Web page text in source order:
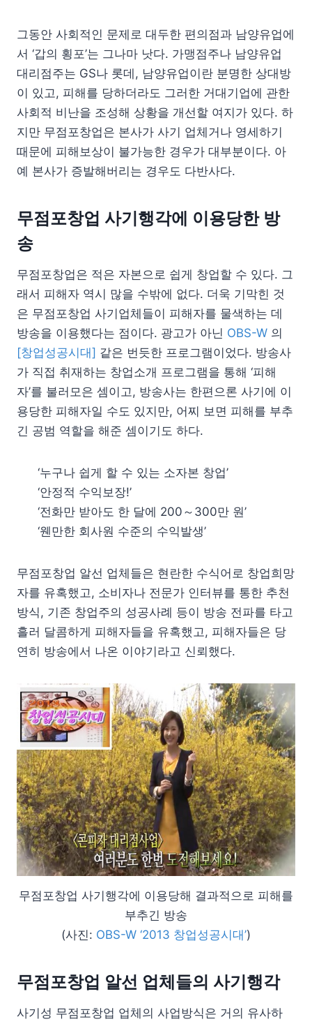
그동안 사회적인 문제로 대두한 편의점과 남양유업에
서 ‘갑의 횡포’는 그나마 낫다. 가맹점주나 남양유업
대리점주는 GS나 롯데, 남양유업이란 분명한 상대방
이 있고, 피해를 당하더라도 그러한 거대기업에 관한
사회적 비난을 조성해 상황을 개선할 여지가 있다. 하
지만 무점포창업은 본사가 사기 업체거나 영세하기
때문에 피해보상이 불가능한 경우가 대부분이다. 아
예 본사가 증발해버리는 경우도 다반사다.
무점포창업 사기행각에 이용당한 방
송
무점포창업은 적은 자본으로 쉽게 창업할 수 있다. 그
래서 피해자 역시 많을 수밖에 없다. 더욱 기막힌 것
은 무점포창업 사기업체들이 피해자를 물색하는 데
방송을 이용했다는 점이다. 광고가 아닌 OBS-W 의
[창업성공시대] 같은 번듯한 프로그램이었다. 방송사
가 직접 취재하는 창업소개 프로그램을 통해 ‘피해
자’를 불러모은 셈이고, 방송사는 한편으론 사기에 이
용당한 피해자일 수도 있지만, 어찌 보면 피해를 부추
긴 공범 역할을 해준 셈이기도 하다.
‘누구나 쉽게 할 수 있는 소자본 창업’
‘안정적 수익보장!’
‘전화만 받아도 한 달에 200～300만 원’
‘웬만한 회사원 수준의 수익발생’
무점포창업 알선 업체들은 현란한 수식어로 창업희망
자를 유혹했고, 소비자나 전문가 인터뷰를 통한 추천
방식, 기존 창업주의 성공사례 등이 방송 전파를 타고
흘러 달콤하게 피해자들을 유혹했고, 피해자들은 당
연히 방송에서 나온 이야기라고 신뢰했다.
무점포창업 사기행각에 이용당해 결과적으로 피해를
부추긴 방송
(사진: OBS-W ‘2013 창업성공시대’)
무점포창업 알선 업체들의 사기행각
사기성 무점포창업 업체의 사업방식은 거의 유사하